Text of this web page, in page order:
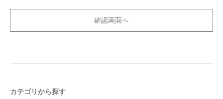
カテゴリから探す